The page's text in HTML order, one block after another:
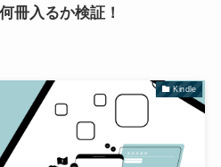
冊入るか検証！
Kindle